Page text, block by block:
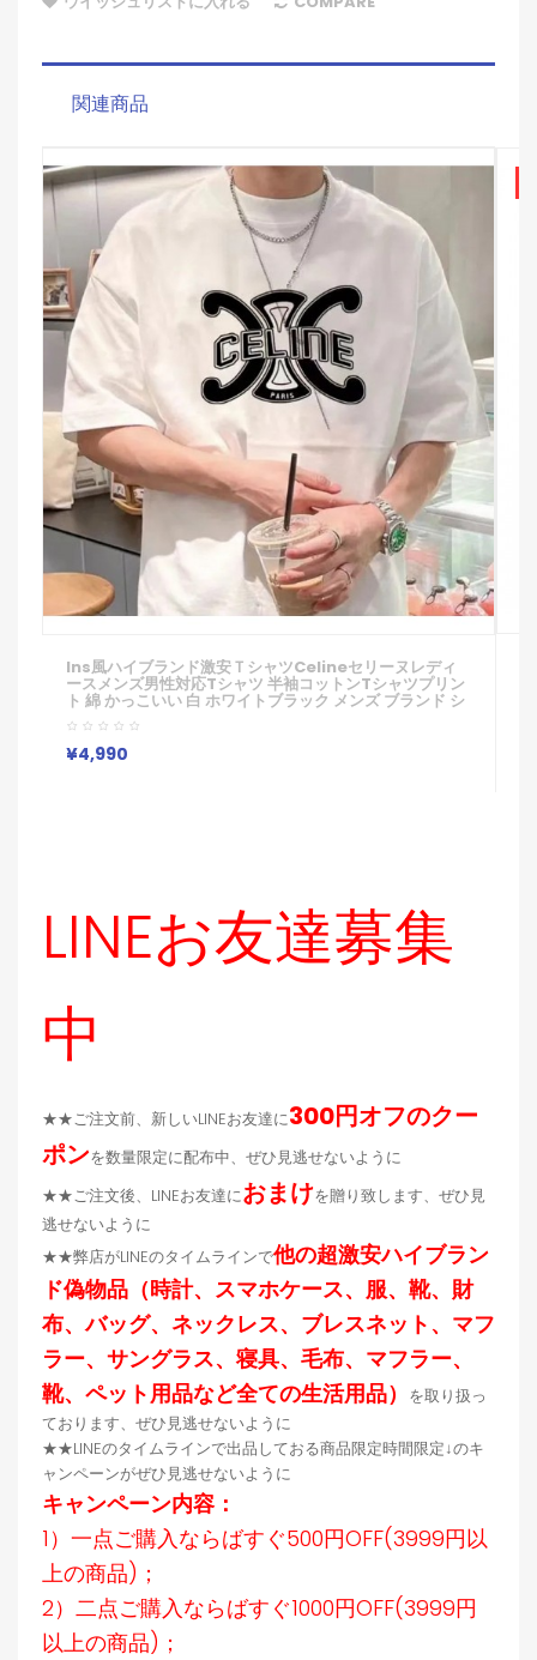
関連商品
Ins風ハイブランド激安ｔシャツcelineセリーヌレディ
ースメンズ男性対応Tシャツ 半袖コットンTシャツプリン
ト 綿 かっこいい 白 ホワイトブラック メンズ ブランド シ
ンプル 春 春夏 春物
¥4,990
LINEお友達募集
中
★★ご注文前、新しいLINEお友達に300円オフのクー
ポンを数量限定に配布中、ぜひ見逃せないように
★★ご注文後、LINEお友達におまけを贈り致します、ぜひ見
逃せないように
★★弊店がLINEのタイムラインで他の超激安ハイブラン
ド偽物品（時計、スマホケース、服、靴、財
布、バッグ、ネックレス、ブレスネット、マフ
ラー、サングラス、寝具、毛布、マフラー、
靴、ペット用品など全ての生活用品）
を取り扱っ
ております、ぜひ見逃せないように
★★LINEのタイムラインで出品しておる商品限定時間限定↓のキ
ャンペーンがぜひ見逃せないように
キャンペーン内容：
1）一点ご購入ならばすぐ500円OFF(3999円以
上の商品)；
2）二点ご購入ならばすぐ1000円OFF(3999円
以上の商品)；